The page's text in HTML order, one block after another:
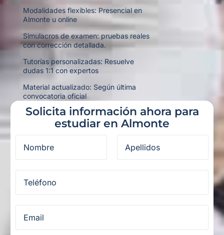
Modalidades flexibles: Presencial en
Almonte u online
Simulacros de examen: pruebas reales
con corrección detallada.
Tutorías personalizadas: Resuelve
dudas 1:1 con expertos
Material actualizado: Según última
convocatoria oficial
Solicita información ahora para
estudiar en Almonte